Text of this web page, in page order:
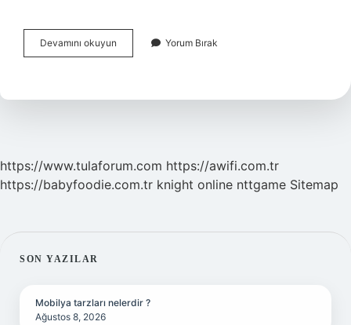
Devamını okuyun
Ve
Nasıl
Yorum Bırak
https://www.tulaforum.com https://awifi.com.tr
https://babyfoodie.com.tr knight online nttgame Sitemap
SIDEBAR
SON YAZILAR
Mobilya tarzları nelerdir ?
Ağustos 8, 2026